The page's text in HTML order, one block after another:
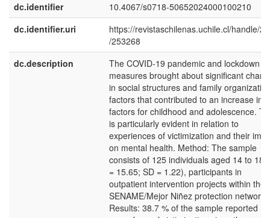
dc.identifier
10.4067/s0718-50652024000100210
dc.identifier.uri
https://revistaschilenas.uchile.cl/handle/
/253268
dc.description
The COVID-19 pandemic and lockdown
measures brought about significant
in social structures and family
factors that contributed to an increase in
factors for childhood and adolescence.
is particularly evident in relation to
experiences of victimization and their
on mental health. Method: The sample
consists of 125 individuals aged 14 to 18
= 15.65; SD = 1.22), participants in
outpatient intervention projects within the
SENAME/Mejor Niñez protection network.
Results: 38.7 % of the sample reported